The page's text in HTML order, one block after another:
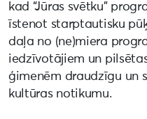
kad “Jūras svētku”
īstenot starptautisku
daļa no (ne)miera
iedzīvotājiem un
ģimenēm draudzīgu un
kultūras notikumu.